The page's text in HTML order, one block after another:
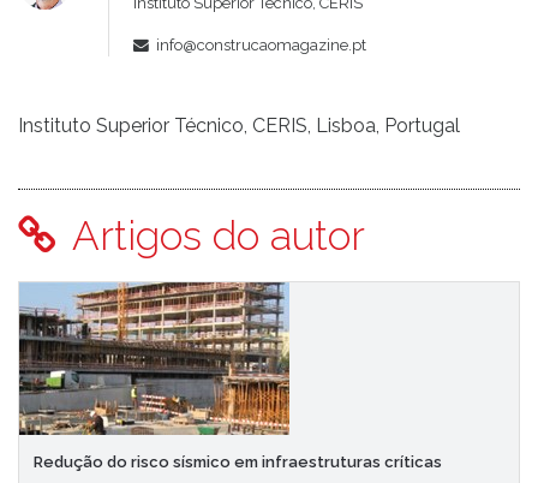
info@construcaomagazine.pt
Instituto Superior Técnico, CERIS, Lisboa, Portugal
Artigos do autor
Redução do risco sísmico em infraestruturas críticas